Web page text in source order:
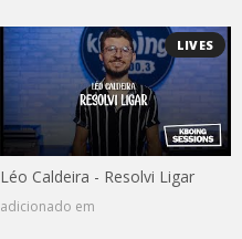
LIVES
Léo Caldeira - Resolvi Ligar
adicionado em